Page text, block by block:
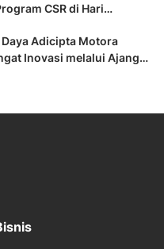
CSR di Hari
2026
Adicipta Motora
Inovasi melalui Ajang
2026